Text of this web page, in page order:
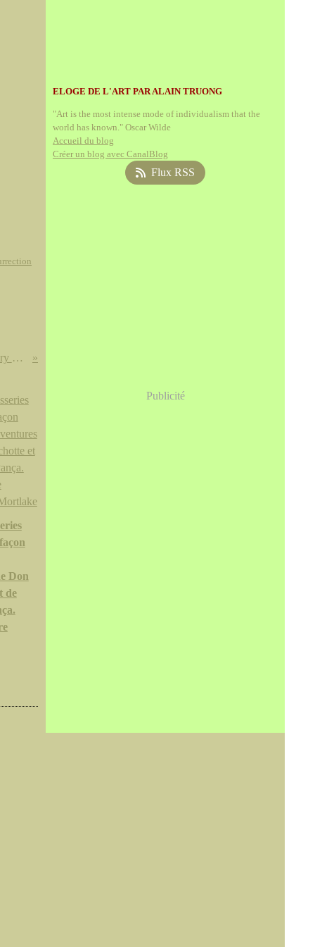
A group of carved coral, 19th & 20th century @ Bonhams
Don
de
ELOGE DE L'ART PAR ALAIN TRUONG
"Art is the most intense mode of individualism that the
world has known." Oscar Wilde
Accueil du blog
Créer un blog avec CanalBlog
Flux RSS
Publicité